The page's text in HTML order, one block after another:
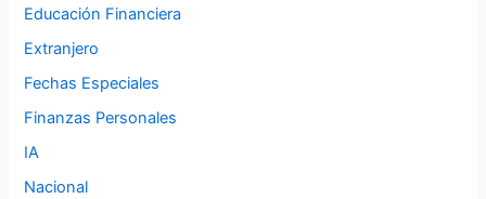
Educación Financiera
Extranjero
Fechas Especiales
Finanzas Personales
IA
Nacional